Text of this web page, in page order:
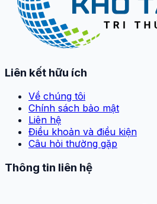
Liên kết hữu ích
Về chúng tôi
Chính sách bảo mật
Liên hệ
Điều khoản và điều kiện
Câu hỏi thường gặp
Thông tin liên hệ